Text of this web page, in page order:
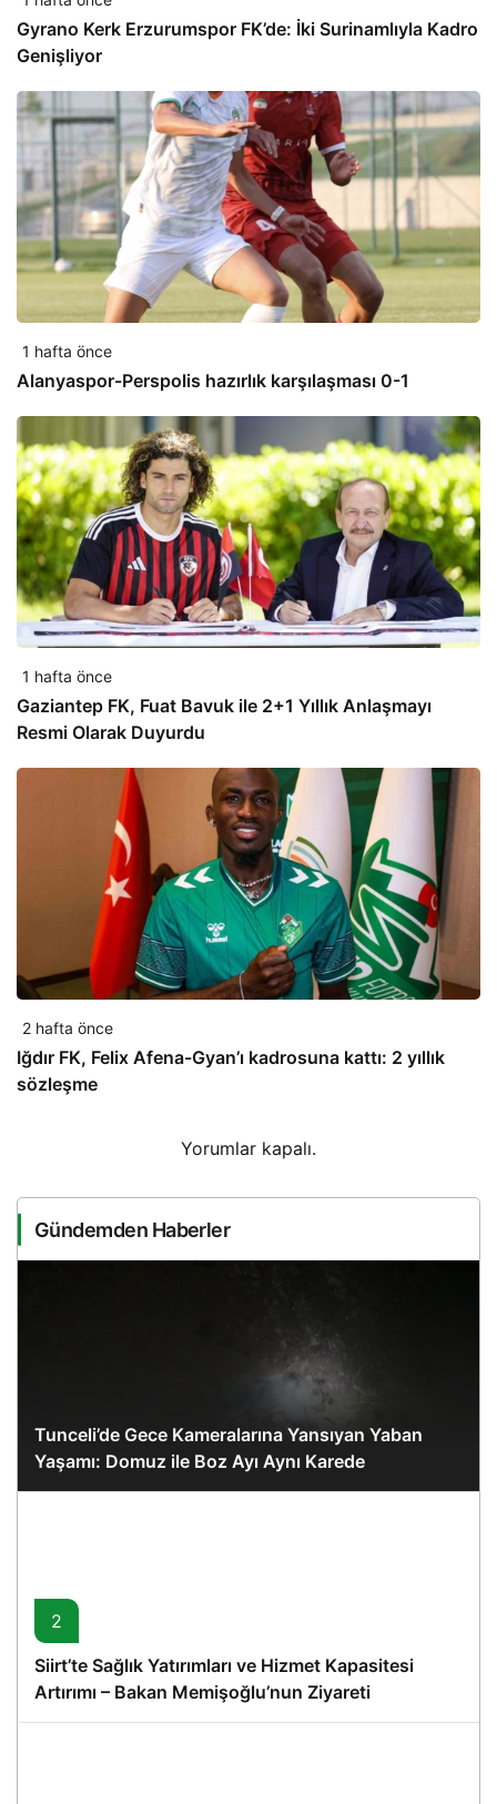
Gyrano Kerk Erzurumspor FK’de: İki Surinamlıyla Kadro
Genişliyor
1 hafta önce
Alanyaspor-Perspolis hazırlık karşılaşması 0-1
1 hafta önce
Gaziantep FK, Fuat Bavuk ile 2+1 Yıllık Anlaşmayı
Resmi Olarak Duyurdu
2 hafta önce
Iğdır FK, Felix Afena-Gyan’ı kadrosuna kattı: 2 yıllık
sözleşme
Yorumlar kapalı.
Gündemden Haberler
Tunceli’de Gece Kameralarına Yansıyan Yaban
Yaşamı: Domuz ile Boz Ayı Aynı Karede
2
Siirt’te Sağlık Yatırımları ve Hizmet Kapasitesi
Artırımı – Bakan Memişoğlu’nun Ziyareti